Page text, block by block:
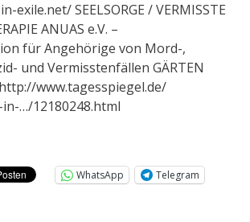
exile.net/ SEELSORGE / VERMISSTE
ANUAS e.V. –
für Angehörige von Mord-,
und Vermisstenfällen GÄRTEN
www.tagesspiegel.de/
…/12180248.html
WhatsApp
Telegram